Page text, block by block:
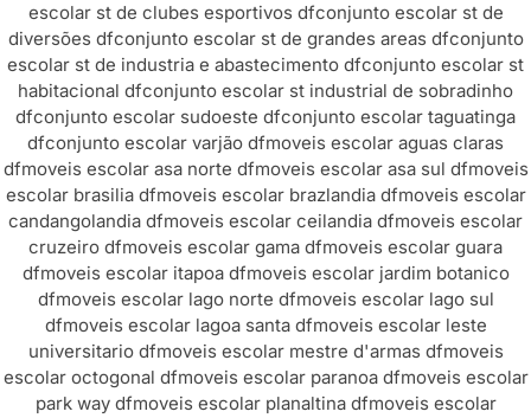
escolar st de clubes esportivos dfconjunto escolar st de
diversões dfconjunto escolar st de grandes areas dfconjunto
escolar st de industria e abastecimento dfconjunto escolar st
habitacional dfconjunto escolar st industrial de sobradinho
dfconjunto escolar sudoeste dfconjunto escolar taguatinga
dfconjunto escolar varjão dfmoveis escolar aguas claras
dfmoveis escolar asa norte dfmoveis escolar asa sul dfmoveis
escolar brasilia dfmoveis escolar brazlandia dfmoveis escolar
candangolandia dfmoveis escolar ceilandia dfmoveis escolar
cruzeiro dfmoveis escolar gama dfmoveis escolar guara
dfmoveis escolar itapoa dfmoveis escolar jardim botanico
dfmoveis escolar lago norte dfmoveis escolar lago sul
dfmoveis escolar lagoa santa dfmoveis escolar leste
universitario dfmoveis escolar mestre d'armas dfmoveis
escolar octogonal dfmoveis escolar paranoa dfmoveis escolar
park way dfmoveis escolar planaltina dfmoveis escolar